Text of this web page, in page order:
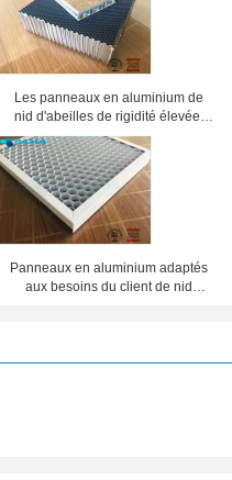
Les panneaux en aluminium de
nid d'abeilles de rigidité élevée,
âme en nid d'abeilles lambrisse 25
millimètres d'épaisseur
Panneaux en aluminium adaptés
aux besoins du client de nid